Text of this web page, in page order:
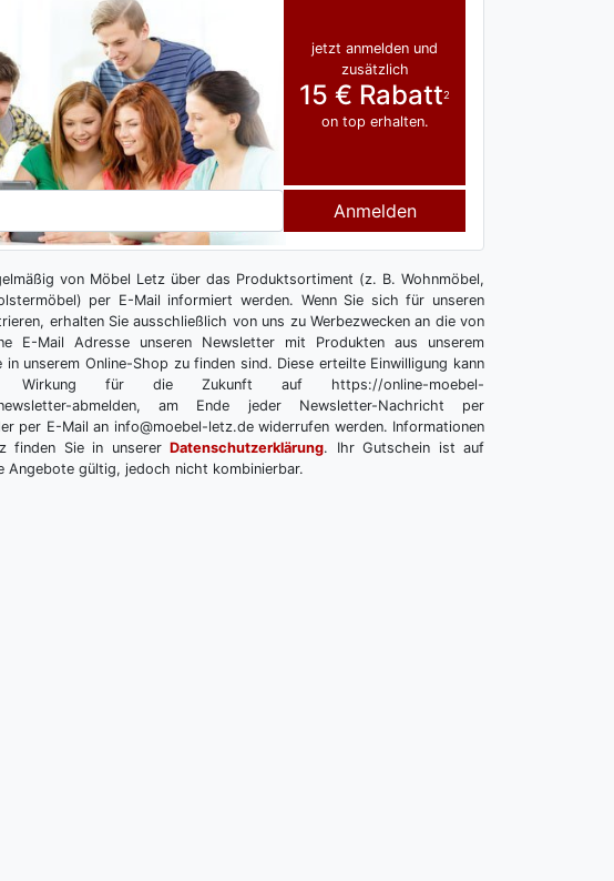
jetzt anmelden und
zusätzlich
15 € Rabatt2
on top erhalten.
Anmelden
von Möbel Letz über das Produktsortiment (z. B. Wohnmöbel,
per E-Mail informiert werden. Wenn Sie sich für unseren
erhalten Sie ausschließlich von uns zu Werbezwecken an die von
E-Mail Adresse unseren Newsletter mit Produkten aus unserem
in unserem Online-Shop zu finden sind. Diese erteilte Einwilligung kann
Wirkung für die Zukunft auf https://online-moebel-
newsletter-abmelden, am Ende jeder Newsletter-Nachricht per
per E-Mail an info@moebel-letz.de widerrufen werden. Informationen
finden Sie in unserer Datenschutzerklärung. Ihr Gutschein ist auf
Angebote gültig, jedoch nicht kombinierbar.